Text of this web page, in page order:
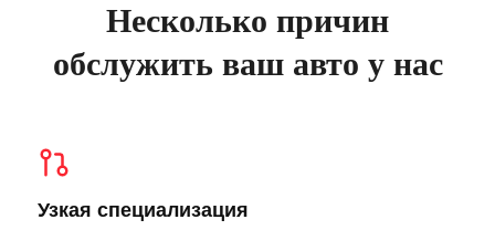
Несколько причин
обслужить ваш авто у нас
Узкая специализация